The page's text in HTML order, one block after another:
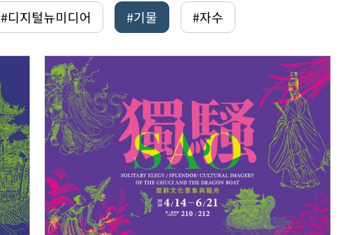
#디지털뉴미디어 #기물 #자수